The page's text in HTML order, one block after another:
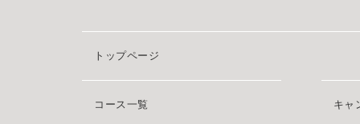
トップページ
コース一覧 キャ